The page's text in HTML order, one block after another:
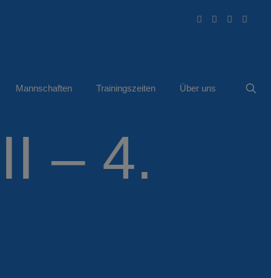
Mannschaften Trainingszeiten Über uns
– 4.